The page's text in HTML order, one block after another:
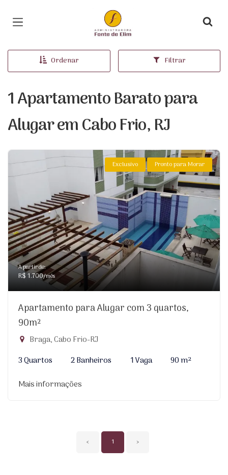
Página inicial
Ordenar Filtrar
1 Apartamento Barato para
Alugar em Cabo Frio, RJ
Exclusivo Pronto para Morar
A partir de:
R$ 1.700/mês
Apartamento para Alugar com 3 quartos,
90m²
Braga, Cabo Frio-RJ
3 Quartos
2 Banheiros 1 Vaga
90 m²
Mais informações
‹ 1 ›